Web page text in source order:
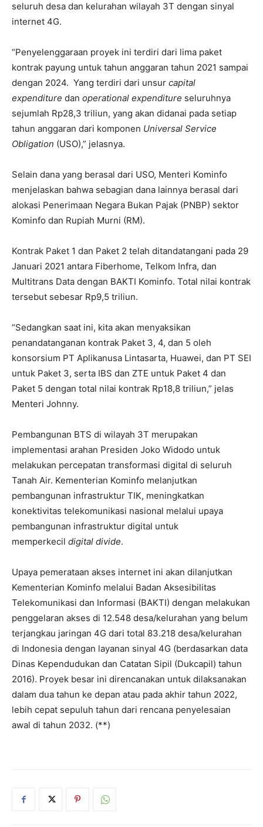
seluruh desa dan kelurahan wilayah 3T dengan sinyal
internet 4G.
“Penyelenggaraan proyek ini terdiri dari lima paket
kontrak payung untuk tahun anggaran tahun 2021 sampai
dengan 2024. Yang terdiri dari unsur capital
expenditure dan operational expenditure seluruhnya
sejumlah Rp28,3 triliun, yang akan didanai pada setiap
tahun anggaran dari komponen Universal Service
Obligation (USO),” jelasnya.
Selain dana yang berasal dari USO, Menteri Kominfo
menjelaskan bahwa sebagian dana lainnya berasal dari
alokasi Penerimaan Negara Bukan Pajak (PNBP) sektor
Kominfo dan Rupiah Murni (RM).
Kontrak Paket 1 dan Paket 2 telah ditandatangani pada 29
Januari 2021 antara Fiberhome, Telkom Infra, dan
Multitrans Data dengan BAKTI Kominfo. Total nilai kontrak
tersebut sebesar Rp9,5 triliun.
“Sedangkan saat ini, kita akan menyaksikan
penandatanganan kontrak Paket 3, 4, dan 5 oleh
konsorsium PT Aplikanusa Lintasarta, Huawei, dan PT SEI
untuk Paket 3, serta IBS dan ZTE untuk Paket 4 dan
Paket 5 dengan total nilai kontrak Rp18,8 triliun,” jelas
Menteri Johnny.
Pembangunan BTS di wilayah 3T merupakan
implementasi arahan Presiden Joko Widodo untuk
melakukan percepatan transformasi digital di seluruh
Tanah Air. Kementerian Kominfo melanjutkan
pembangunan infrastruktur TIK, meningkatkan
konektivitas telekomunikasi nasional melalui upaya
pembangunan infrastruktur digital untuk
memperkecil digital divide.
Upaya pemerataan akses internet ini akan dilanjutkan
Kementerian Kominfo melalui Badan Aksesibilitas
Telekomunikasi dan Informasi (BAKTI) dengan melakukan
penggelaran akses di 12.548 desa/kelurahan yang belum
terjangkau jaringan 4G dari total 83.218 desa/kelurahan
di Indonesia dengan layanan sinyal 4G (berdasarkan data
Dinas Kependudukan dan Catatan Sipil (Dukcapil) tahun
2016). Proyek besar ini direncanakan untuk dilaksanakan
dalam dua tahun ke depan atau pada akhir tahun 2022,
lebih cepat sepuluh tahun dari rencana penyelesaian
awal di tahun 2032. (**)